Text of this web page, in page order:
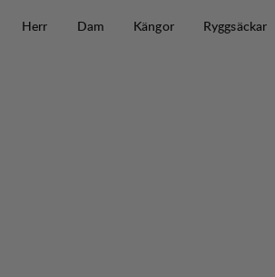
Herr
Dam Kängor Ryggsäckar